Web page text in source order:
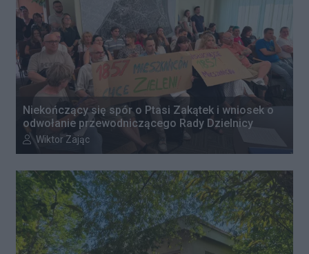
Niekończący się spór o Ptasi Zakątek i wniosek o
odwołanie przewodniczącego Rady Dzielnicy
Autor artykułu:
Wiktor Zając